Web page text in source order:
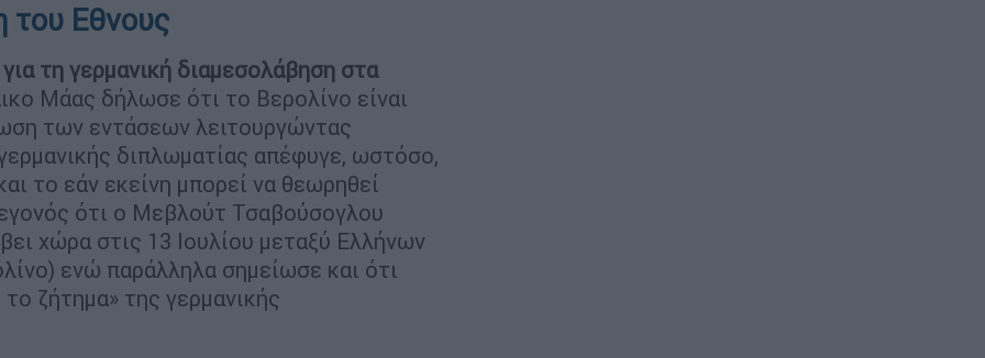
Εθνους
τη γερμανική διαμεσολάβηση στα
Μάας δήλωσε ότι το Βερολίνο είναι
των εντάσεων λειτουργώντας
διπλωματίας απέφυγε, ωστόσο,
το εάν εκείνη μπορεί να θεωρηθεί
ότι ο Μεβλούτ Τσαβούσογλου
χώρα στις 13 Ιουλίου μεταξύ Ελλήνων
ενώ παράλληλα σημείωσε και ότι
ζήτημα» της γερμανικής